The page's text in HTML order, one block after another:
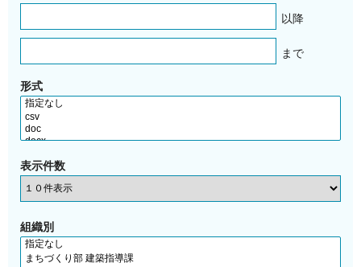
以降
まで
形式
表示件数
組織別